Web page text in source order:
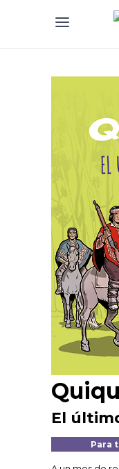
El
Para